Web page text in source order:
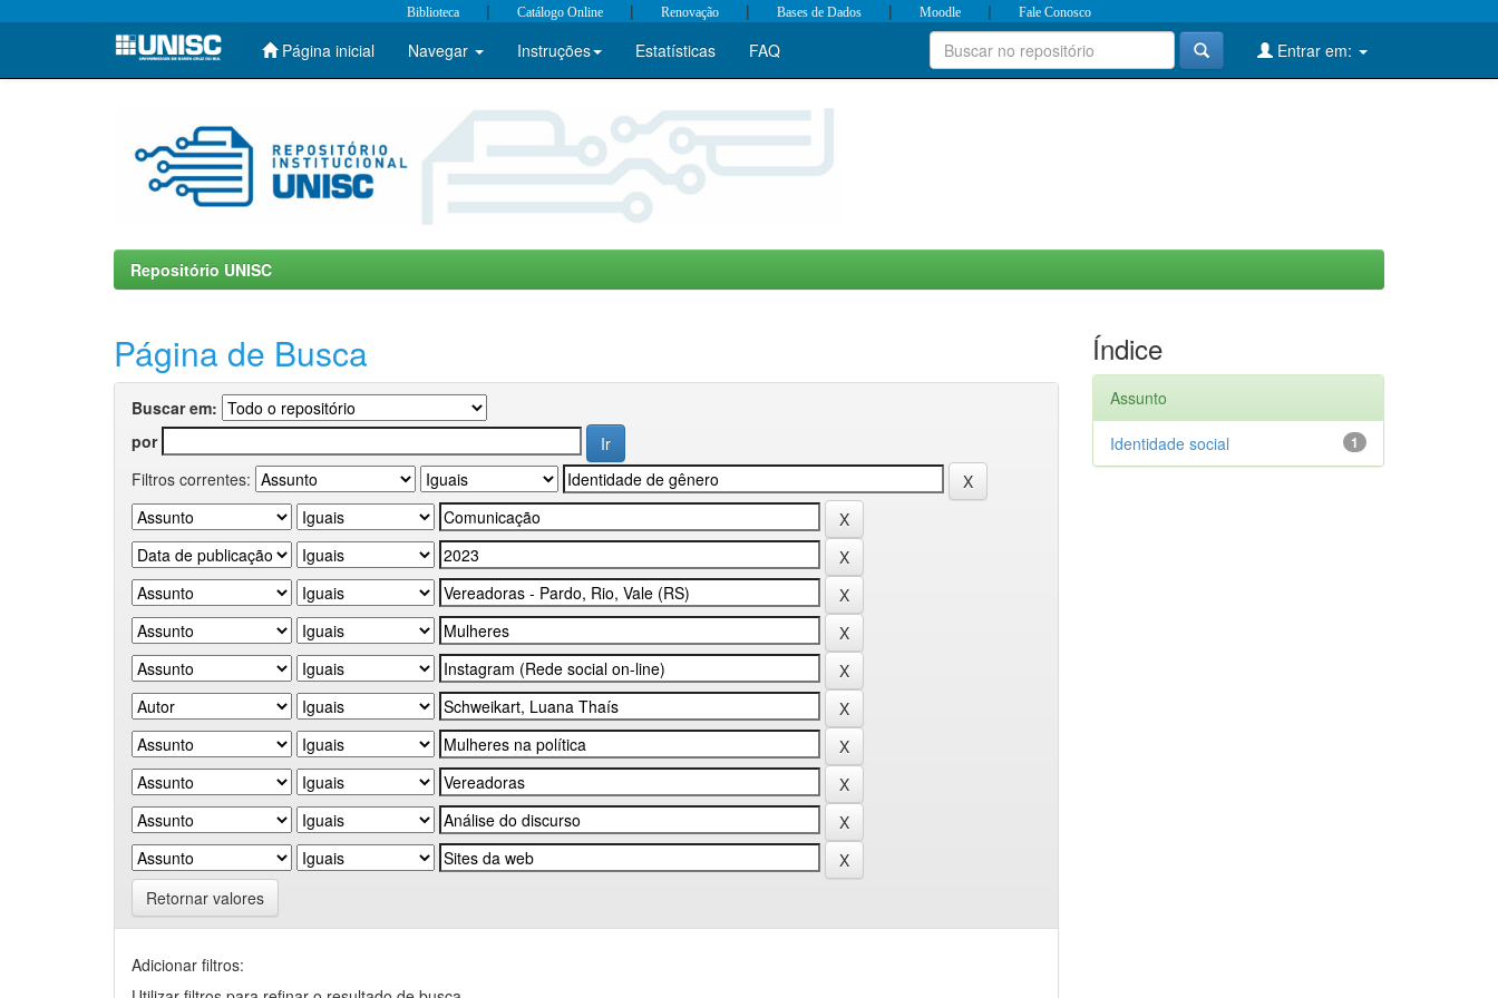
Skip
Biblioteca | Catálogo Online | Renovação | Bases de Dados | Moodle | Fale Conosco
Página inicial Navegar Instruções Estatísticas FAQ Entrar em:
Repositório UNISC
Página de Busca
Buscar em:
por
Filtros correntes:
Retornar valores
Adicionar filtros:
Índice
Assunto
1
Identidade social